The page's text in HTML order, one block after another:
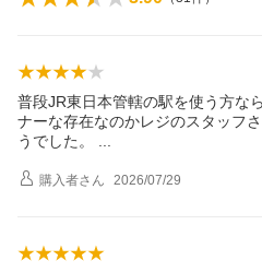
普段JR東日本管轄の駅を使う方な
ナーな存在なのかレジのスタッフ
うでした。
購入者さん 2026/07/29